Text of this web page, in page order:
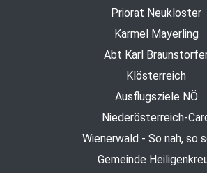
Priorat Neukloster
Karmel Mayerling
Abt Karl
Klösterreich
Ausflugsziele NÖ
Niederösterreich-
Wienerwald - So nah, so
Gemeinde